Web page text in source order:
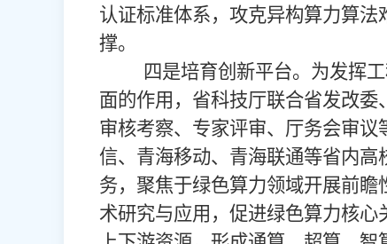
认证标准体系，攻克异构算力算
撑。
四是培育创新平台。为发挥
面的作用，省科技厅联合省发改
审核考察、专家评审、厅务会审
信、青海移动、青海联通等省内
务，聚焦于绿色算力领域开展前
术研究与应用，促进绿色算力核